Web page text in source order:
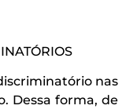
nas
Dessa forma, de